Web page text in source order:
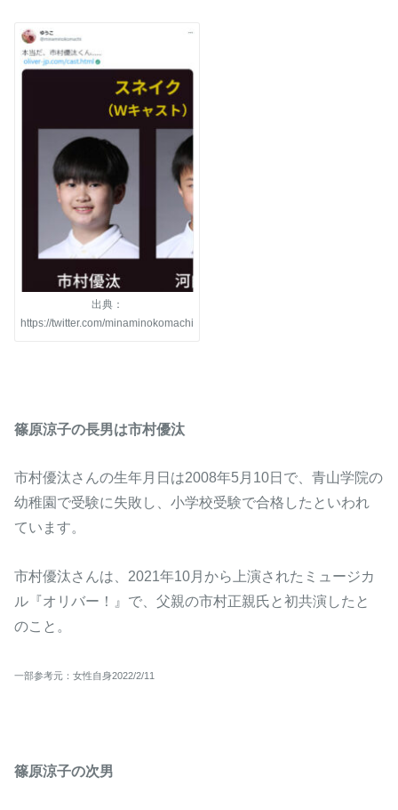
出典：
https://twitter.com/minaminokomachi
篠原涼子の長男は市村優汰
市村優汰さんの生年月日は2008年5月10日で、青山学院の
幼稚園で受験に失敗し、小学校受験で合格したといわれ
ています。
市村優汰さんは、2021年10月から上演されたミュージカ
ル『オリバー！』で、父親の市村正親氏と初共演したと
のこと。
一部参考元：女性自身2022/2/11
篠原涼子の次男